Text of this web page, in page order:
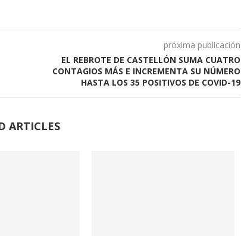
próxima publicación
EL REBROTE DE CASTELLÓN SUMA CUATRO
CONTAGIOS MÁS E INCREMENTA SU NÚMERO
HASTA LOS 35 POSITIVOS DE COVID-19
ARTICLES